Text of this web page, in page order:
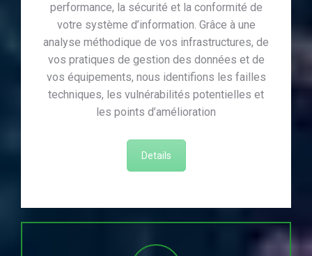
performance, la sécurité et la conformité de
votre système d’information. Grâce à une
analyse méthodique de vos infrastructures, de
vos pratiques de gestion des données et de
vos équipements, nous identifions les failles
techniques, les vulnérabilités potentielles et
les points d’amélioration
Details